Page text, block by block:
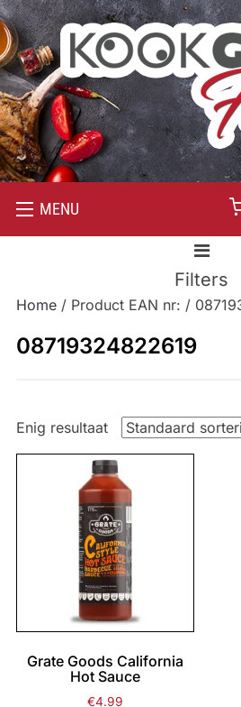
MENU
Filters
Home/ Product EAN nr: /
08719324822619
Enig resultaat
Grate Goods California
Hot Sauce
€4.99